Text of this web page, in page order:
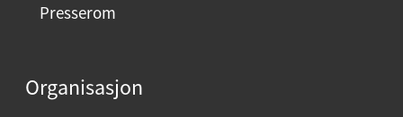
Presserom
Organisasjon